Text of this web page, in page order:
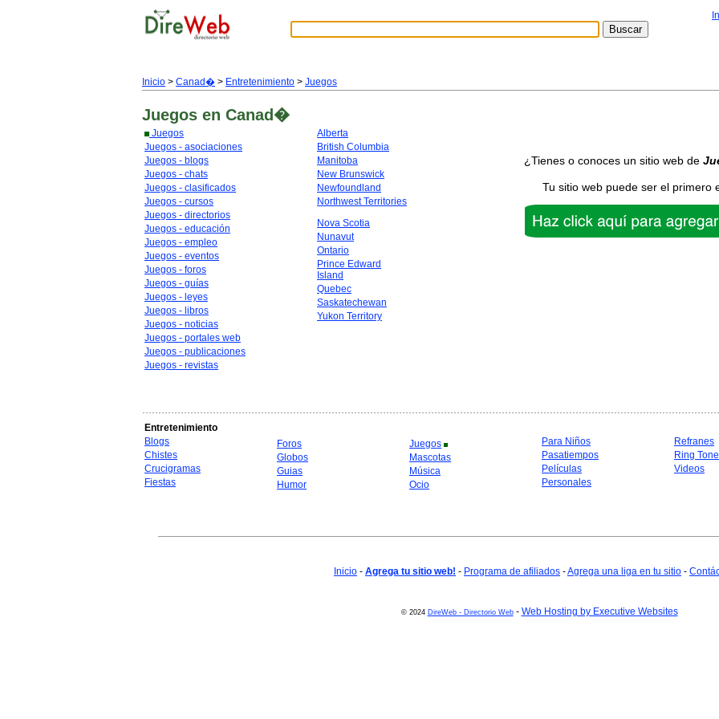
Inicio > Canad� > Entretenimiento > Juegos
Juegos en Canad�
Juegos
Juegos - asociaciones
Juegos - blogs
Juegos - chats
Juegos - clasificados
Juegos - cursos
Juegos - directorios
Juegos - educación
Juegos - empleo
Juegos - eventos
Juegos - foros
Juegos - guías
Juegos - leyes
Juegos - libros
Juegos - noticias
Juegos - portales web
Juegos - publicaciones
Juegos - revistas
Alberta
British Columbia
Manitoba
New Brunswick
Newfoundland
Northwest Territories
Nova Scotia
Nunavut
Ontario
Prince Edward
Island
Quebec
Saskatechewan
Yukon Territory
¿Tienes o conoces un sitio web de
Tu sitio web puede ser el primero
Entretenimiento
Blogs
Chistes
Crucigramas
Fiestas
Foros
Globos
Guias
Humor
Juegos
Mascotas
Música
Ocio
Para Niños
Pasatiempos
Películas
Personales
Refranes
Ring
Videos
Inicio - Agrega tu sitio web! - Programa de afiliados -Agrega una liga en tu sitio -
© 2024 DireWeb - Directorio Web- Web Hosting by Executive Websites